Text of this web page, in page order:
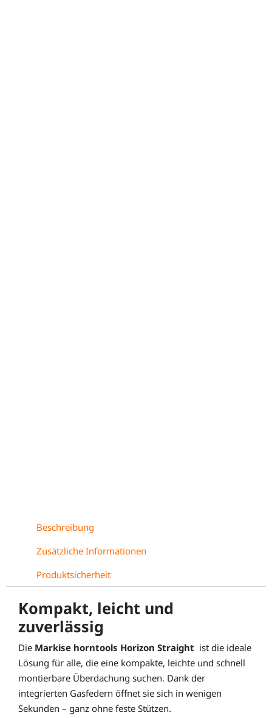
Beschreibung
Zusätzliche Informationen
Produktsicherheit
Kompakt, leicht und
zuverlässig
Die Markise horntools Horizon Straight ist die ideale
Lösung für alle, die eine kompakte, leichte und schnell
montierbare Überdachung suchen. Dank der
integrierten Gasfedern öffnet sie sich in wenigen
Sekunden – ganz ohne feste Stützen.